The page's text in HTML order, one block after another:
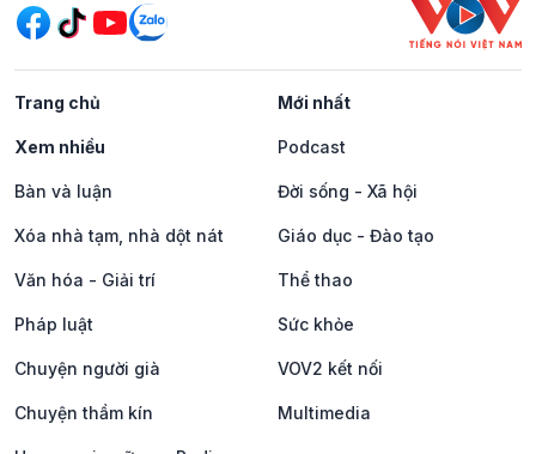
Trang chủ Mới nhất
Xem nhiều Podcast
Bàn và luận Đời sống - Xã hội
Xóa nhà tạm, nhà dột nát Giáo dục - Đào tạo
Văn hóa - Giải trí Thể thao
Pháp luật Sức khỏe
Chuyện người già VOV2 kết nối
Chuyện thầm kín Multimedia